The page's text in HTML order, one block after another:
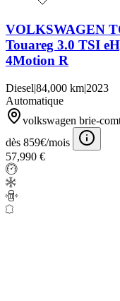
VOLKSWAGEN
Touareg 3.0 TSI
4Motion R
Diesel|84,000 km|2023
Automatique
volkswagen brie-
dès 859€/mois
57,990 €